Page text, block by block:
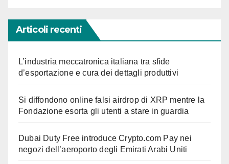
Articoli recenti
L’industria meccatronica italiana tra sfide
d’esportazione e cura dei dettagli produttivi
Si diffondono online falsi airdrop di XRP mentre la
Fondazione esorta gli utenti a stare in guardia
Dubai Duty Free introduce Crypto.com Pay nei
negozi dell’aeroporto degli Emirati Arabi Uniti